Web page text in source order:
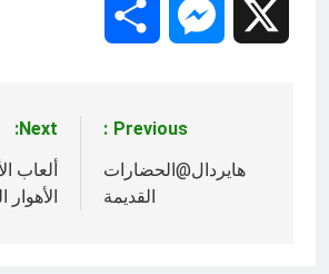
Messenger
المقالات
Previous:
هايردال@الحضارات
القديمة
Next:
ألعاب
الأهوار